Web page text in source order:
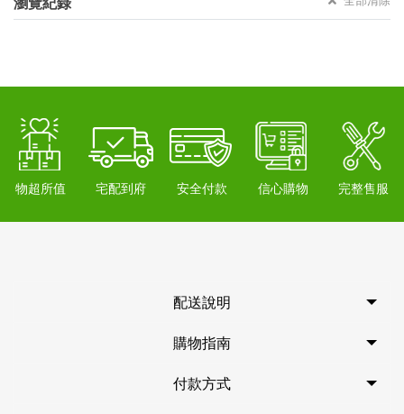
物超所值 宅配到府 安全付款 信心購物 完整售服
配送說明
購物指南
付款方式